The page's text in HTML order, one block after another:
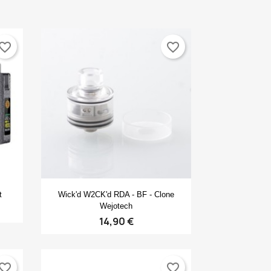
×
Anteprima
Wick'd W2CK'd RDA - BF - Clone
Wejotech
14,90 €
favorite_border
favorite_border